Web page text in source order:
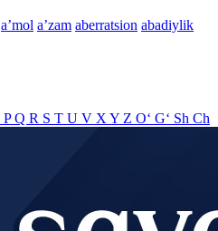
aʼmol aʼzam aberratsion abadiylik
PQ R S T U V X Y Z O‘ G‘ Sh Ch